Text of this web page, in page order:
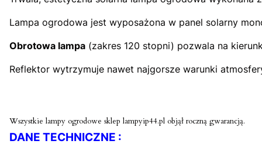
Lampa ogrodowa jest wyposażona w panel solarny
Obrotowa lampa (zakres 120 stopni) pozwala na
Reflektor wytrzymuje nawet najgorsze warunki
Wszystkie lampy ogrodowe sklep lampyip44.pl objął roczną gwarancją.
DANE TECHNICZNE :